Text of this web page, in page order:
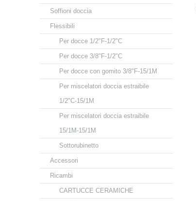
Soffioni doccia
Flessibili
Per docce 1/2"F-1/2"C
Per docce 3/8"F-1/2"C
Per docce con gomito 3/8"F-15/1M
Per miscelatori doccia estraibile
1/2"C-15/1M
Per miscelatori doccia estraibile
15/1M-15/1M
Sottorubinetto
Accessori
Ricambi
CARTUCCE CERAMICHE